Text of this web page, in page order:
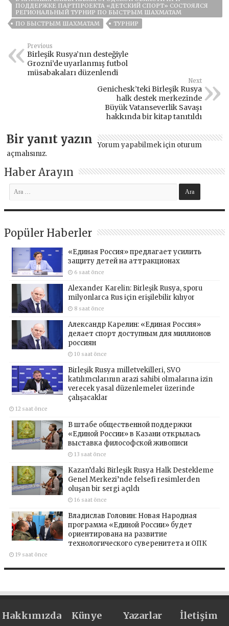
ПОДДЕРЖКЕ ПАРТПРОЕКТА «ДЕТСКИЙ СПОРТ» СОСТОЯЛСЯ
РЕГИОНАЛЬНЫЙ ТУРНИР ПО БЫСТРЫМ ШАХМАТАМ
ПО БЫСТРЫМ ШАХМАТАМ
ТУРНИР
Previous
Birleşik Rusya’nın desteğiyle
Grozni’de uyarlanmış futbol
müsabakaları düzenlendi
Next
Genichesk’teki Birleşik Rusya
halk destek merkezinde
Büyük Vatanseverlik Savaşı
hakkında bir kitap tanıtıldı
Bir yanıt yazın Yorum yapabilmek için oturum
açmalısınız.
Haber Arayın
Popüler Haberler
«Единая Россия» предлагает усилить
защиту детей на аттракционах
6 saat önce
Alexander Karelin: Birleşik Rusya, sporu
milyonlarca Rus için erişilebilir kılıyor
8 saat önce
Александр Карелин: «Единая Россия»
делает спорт доступным для миллионов
россиян
10 saat önce
Birleşik Rusya milletvekilleri, SVO
katılımcılarının arazi sahibi olmalarına izin
verecek yasal düzenlemeler üzerinde
çalışacaklar
12 saat önce
В штабе общественной поддержки
«Единой России» в Казани открылась
выставка философской живописи
13 saat önce
Kazan’daki Birleşik Rusya Halk Destekleme
Genel Merkezi’nde felsefi resimlerden
oluşan bir sergi açıldı
16 saat önce
Владислав Головин: Новая Народная
программа «Единой России» будет
ориентирована на развитие
технологического суверенитета и ОПК
19 saat önce
Hakkımızda Künye Yazarlar İletişim